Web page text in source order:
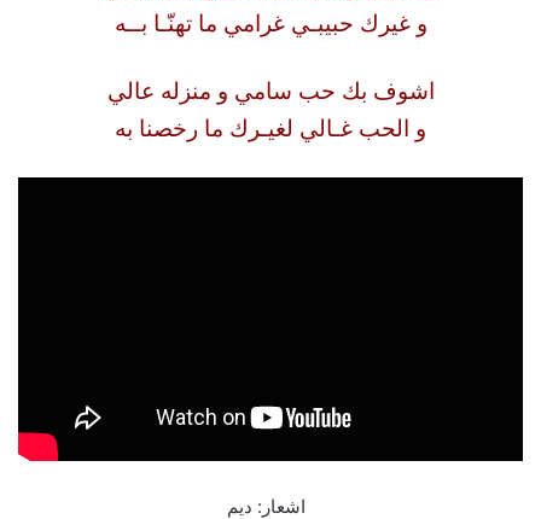
و غيرك حبيبـي غرامي ما تهنّـا بــه
اشوف بك حب سامي و منزله عالي
و الحب غـالي لغيـرك ما رخصنا به
اشعار: ديم